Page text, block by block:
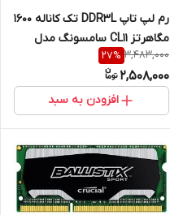
رم لپ تاپ DDR3L تک کاناله 1600
مگاهرتز CL11 سامسونگ مدل
12800S ظرفیت 4 گیگابایت
3,483,000
27%
2,508,000
افزودن به سبد